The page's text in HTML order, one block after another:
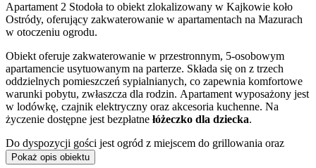
Apartament 2 Stodoła to obiekt zlokalizowany w Kajkowie koło
Ostródy, oferujący zakwaterowanie w apartamentach na Mazurach
w otoczeniu ogrodu.
Obiekt oferuje zakwaterowanie w przestronnym, 5-osobowym
apartamencie usytuowanym na parterze. Składa się on z trzech
oddzielnych pomieszczeń sypialnianych, co zapewnia komfortowe
warunki pobytu, zwłaszcza dla rodzin. Apartament wyposażony jest
w lodówkę, czajnik elektryczny oraz akcesoria kuchenne. Na
życzenie dostępne jest bezpłatne łóżeczko dla dziecka.
Do dyspozycji gości jest ogród z miejscem do grillowania oraz
możliwością gotowania potraw w kociołku.
Pokaż opis obiektu